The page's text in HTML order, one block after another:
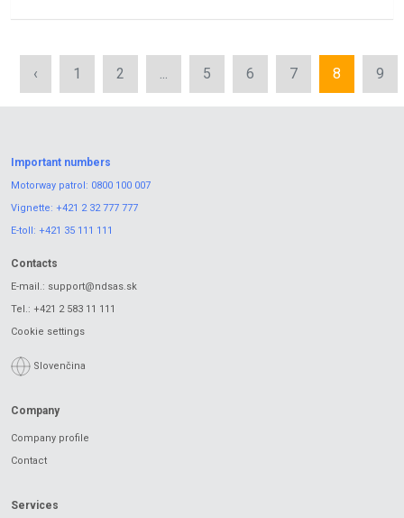
‹ 1 2 5 6 7 8 9
Important numbers
Motorway patrol: 0800 100 007
Vignette: +421 2 32 777 777
E-toll: +421 35 111 111
Contacts
E-mail.: support@ndsas.sk
Tel.: +421 2 583 11 111
Cookie settings
Slovenčina
Company
Company profile
Contact
Services